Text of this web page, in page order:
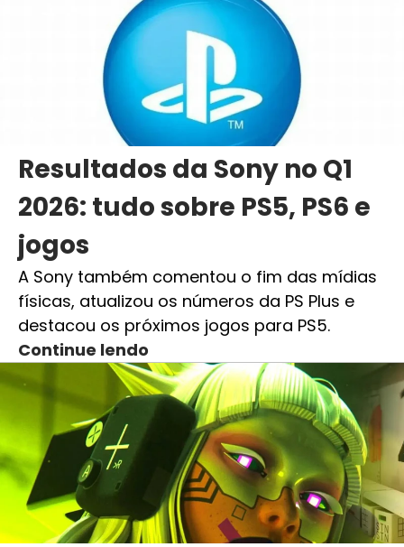
Resultados da Sony no Q1
2026: tudo sobre PS5, PS6 e
jogos
A Sony também comentou o fim das mídias
físicas, atualizou os números da PS Plus e
destacou os próximos jogos para PS5.
Continue lendo